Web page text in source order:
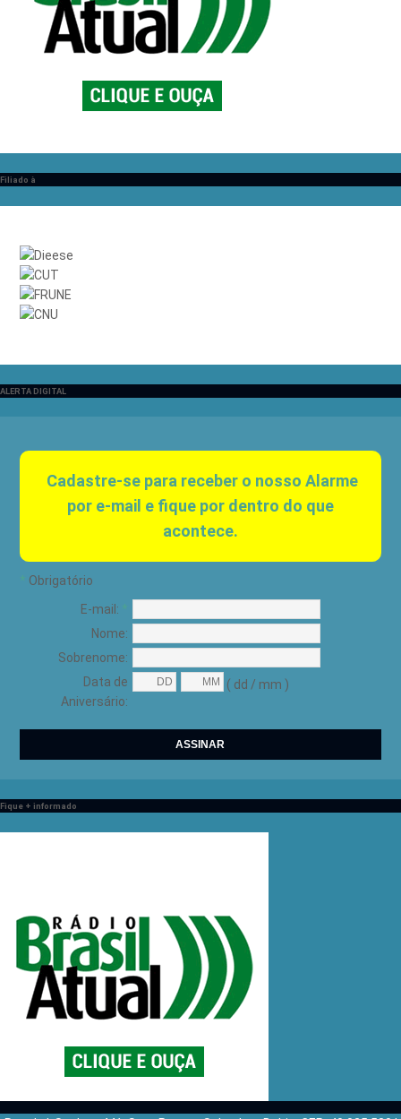
Filiado à
ALERTA DIGITAL
Cadastre-se para receber o nosso Alarme
por e-mail e fique por dentro do que
acontece.
* Obrigatório
E-mail: *
Nome:
Sobrenome:
Data de
Aniversário:
( dd / mm )
Fique + informado